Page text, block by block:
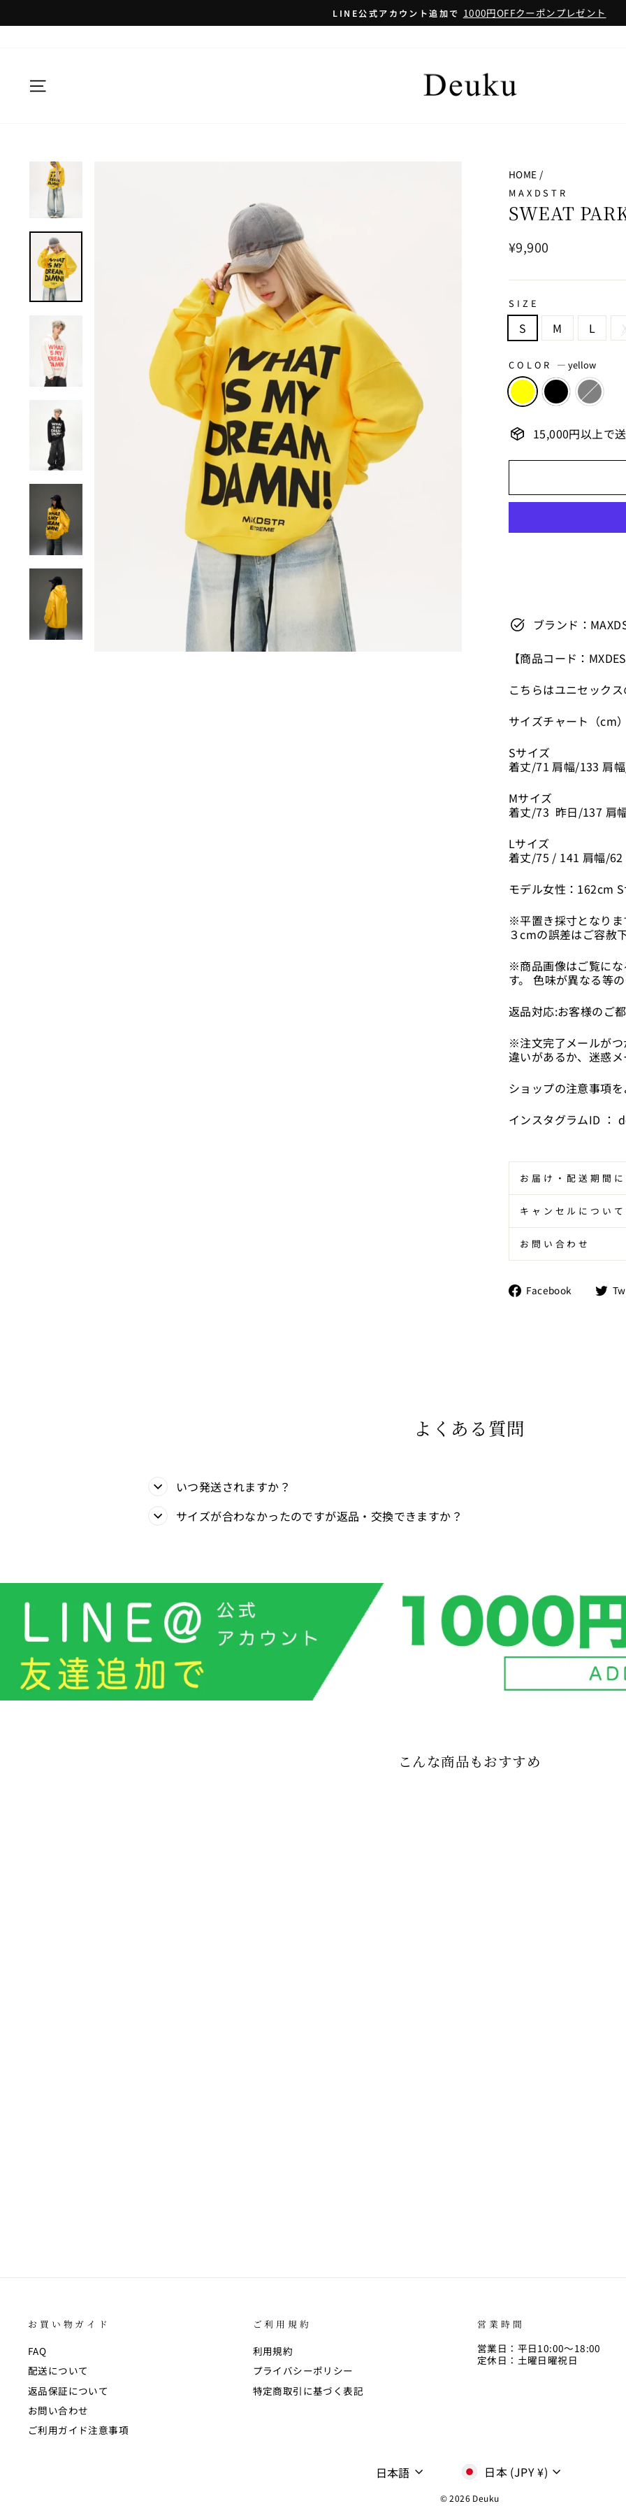
LINE公式アカウント追加で 1000円OFFクーポンプレゼント
HOME /
MAXDSTR
SWEAT
通
¥9,900
SIZE
S M L
COLOR —yellow
15,000円以上で
ブランド：
【商品コード：
こちらはユニセックス
サイズチャート （cm）
Sサイズ
着丈/71 肩幅/133 肩
Mサイズ
着丈/73 昨日/137 肩
Lサイズ
着丈/75 / 141 肩幅/
モデル女性：162cm
※平置き採寸となりま
３cmの誤差はご容赦
※商品画像はご覧にな
す。 色味が異なる等
返品対応:お客様のご
※注文完了メールがつ
違いがあるか、迷惑メ
ショップの注意事項
インスタグラムID ：
お届け・配送期間
キャンセルについて
お問い合わせ
Facebook
よくある質問
いつ発送されますか？
サイズが合わなかったのですが返品・交換できますか？
こんな商品もおすすめ
お買い物ガイド
FAQ
配送について
返品保証について
お問い合わせ
ご利用ガイド注意事項
ご利用規約
利用規約
プライバシーポリシー
特定商取引に基づく表記
営業時間
営業日：平日10:00〜18:00
定休日：土曜日曜祝日
言
日本語 通
貨
日本 (JPY ¥)
© 2026 Deuku